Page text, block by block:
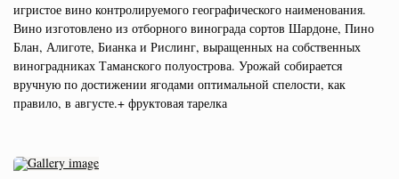
игристое вино контролируемого географического наименования.
Вино изготовлено из отборного винограда сортов Шардоне, Пино
Блан, Алиготе, Бианка и Рислинг, выращенных на собственных
виноградниках Таманского полуострова. Урожай собирается
вручную по достижении ягодами оптимальной спелости, как
правило, в августе.+ фруктовая тарелка